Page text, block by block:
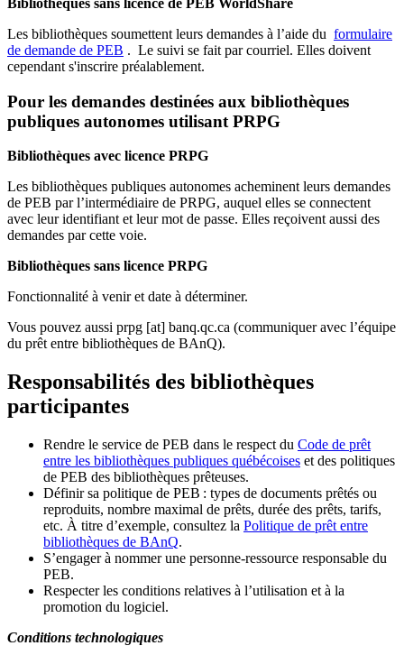
Bibliothèques sans licence de PEB WorldShare
Les bibliothèques soumettent leurs demandes à l’aide du formulaire
de demande de PEB . Le suivi se fait par courriel. Elles doivent
cependant s'inscrire préalablement.
Pour les demandes destinées aux bibliothèques
publiques autonomes utilisant PRPG
Bibliothèques avec licence PRPG
Les bibliothèques publiques autonomes acheminent leurs demandes
de PEB par l’intermédiaire de PRPG, auquel elles se connectent
avec leur identifiant et leur mot de passe. Elles reçoivent aussi des
demandes par cette voie.
Bibliothèques sans licence PRPG
Fonctionnalité à venir et date à déterminer.
Vous pouvez aussi prpg [at] banq.qc.ca (communiquer avec l’équipe
du prêt entre bibliothèques de BAnQ).
Responsabilités des bibliothèques
participantes
Rendre le service de PEB dans le respect du Code de prêt
entre les bibliothèques publiques québécoises et des politiques
de PEB des bibliothèques prêteuses.
Définir sa politique de PEB : types de documents prêtés ou
reproduits, nombre maximal de prêts, durée des prêts, tarifs,
etc. À titre d’exemple, consultez la Politique de prêt entre
bibliothèques de BAnQ.
S’engager à nommer une personne-ressource responsable du
PEB.
Respecter les conditions relatives à l’utilisation et à la
promotion du logiciel.
Conditions technologiques